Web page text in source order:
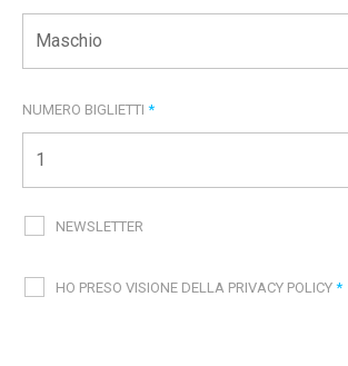
NUMERO BIGLIETTI *
NEWSLETTER
HO PRESO VISIONE DELLA PRIVACY POLICY *